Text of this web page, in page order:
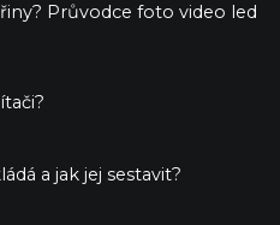
Průvodce foto video led
a jak jej sestavit?